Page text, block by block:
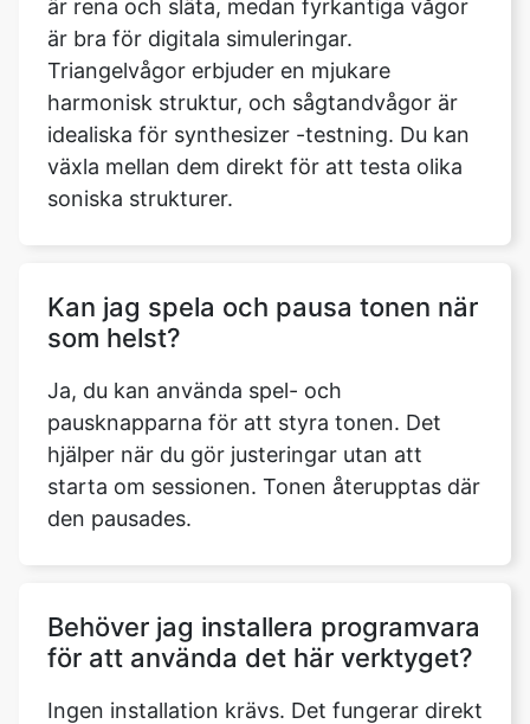
är rena och släta, medan fyrkantiga vågor
är bra för digitala simuleringar.
Triangelvågor erbjuder en mjukare
harmonisk struktur, och sågtandvågor är
idealiska för synthesizer -testning. Du kan
växla mellan dem direkt för att testa olika
soniska strukturer.
Kan jag spela och pausa tonen när
som helst?
Ja, du kan använda spel- och
pausknapparna för att styra tonen. Det
hjälper när du gör justeringar utan att
starta om sessionen. Tonen återupptas där
den pausades.
Behöver jag installera programvara
för att använda det här verktyget?
Ingen installation krävs. Det fungerar direkt